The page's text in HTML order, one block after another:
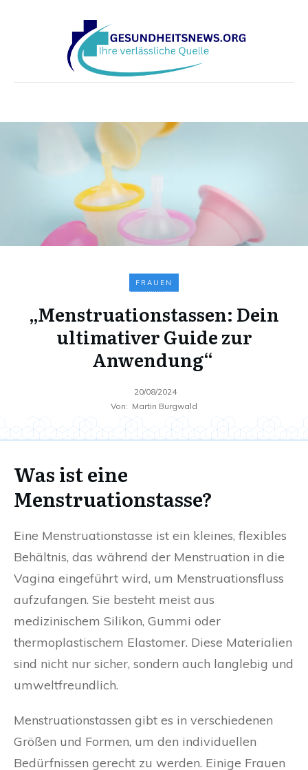
FRAUEN
„Menstruationstassen: Dein
ultimativer Guide zur
Anwendung“
20/08/2024
Von: Martin Burgwald
Was ist eine
Menstruationstasse?
Eine Menstruationstasse ist ein kleines, flexibles
Behältnis, das während der Menstruation in die
Vagina eingeführt wird, um Menstruationsfluss
aufzufangen. Sie besteht meist aus
medizinischem Silikon, Gummi oder
thermoplastischem Elastomer. Diese Materialien
sind nicht nur sicher, sondern auch langlebig und
umweltfreundlich.
Menstruationstassen gibt es in verschiedenen
Größen und Formen, um den individuellen
Bedürfnissen gerecht zu werden. Einige Frauen